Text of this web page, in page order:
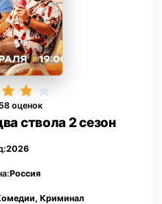
оценок
ствола 2 сезон
2026
Россия
Криминал